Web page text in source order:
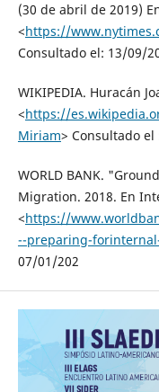
(30 de abril de 2019)
<https://
Consultado el: 13/09/
WIKIPEDIA. Huracán
<https://
Miriam> Consultado el
WORLD BANK.
Migration. 2018. En
<https://
--preparing-
07/01/202